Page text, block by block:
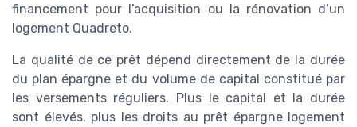
financement pour l’acquisition ou la rénovation d’un
logement Quadreto.
La qualité de ce prêt dépend directement de la durée
du plan épargne et du volume de capital constitué par
les versements réguliers. Plus le capital et la durée
sont élevés, plus les droits au prêt épargne logement